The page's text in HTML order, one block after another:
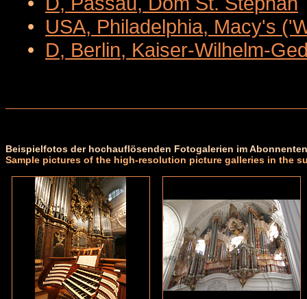
• USA, Philadelphia, Macy's
• D, Berlin, Kaiser-Wilhelm-
Beispielfotos der hochauflösenden Fotogalerien im
Sample pictures of the high-resolution picture galleries in the